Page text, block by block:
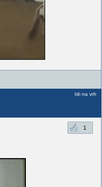
Idi na vrh
1